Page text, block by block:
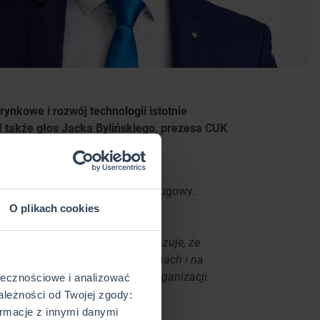
O plikach cookies
i analizować
od Twojej zgody:
z innymi danymi
i rozwój technologii istotnie
głos Jacka Bylińskiego, prezesa CUK
pandemią oraz
się na sektor obsługowy.
za technologią. Rynek pokazuje, że
w wielu płaszczyznach i na
zrównoważony rozwój organizacji.